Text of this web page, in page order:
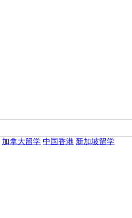
加拿大留学 中国香港 新加坡留学